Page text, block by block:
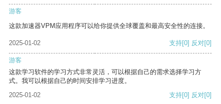
游客
这款加速器VPM应用程序可以给你提供全球覆盖和最高安全性的连接。
2025-01-02 支持[0] 反对[0]
游客
这款学习软件的学习方式非常灵活，可以根据自己的需求选择学习方
式。我可以根据自己的时间安排学习进度。
2025-01-02
支持[0] 反对[0]